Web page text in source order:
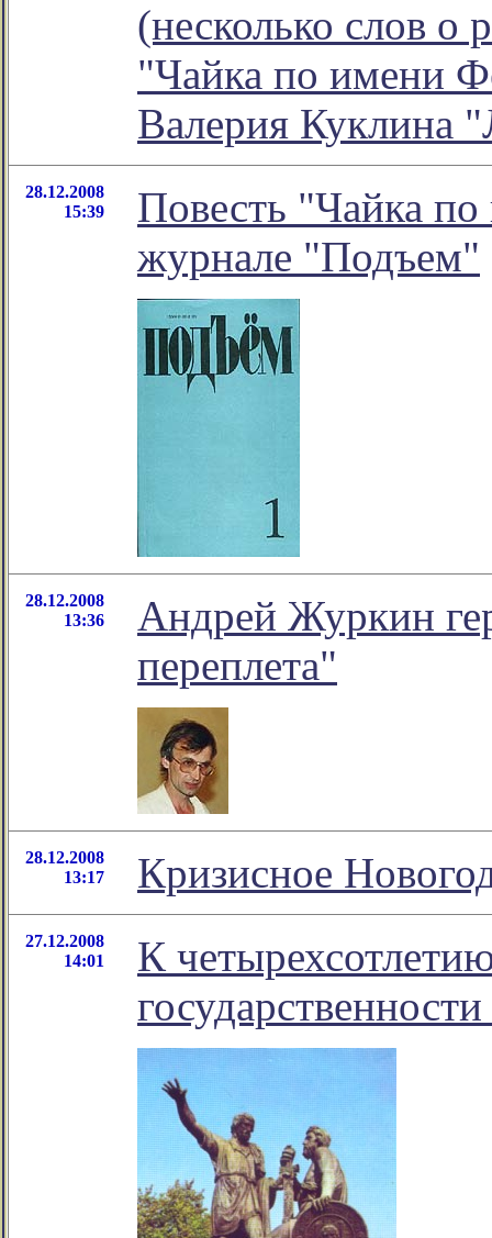
(несколько слов о
"Чайка по имени
Валерия Куклина
28.12.2008
15:39
Повесть "Чайка
журнале "Подъем"
28.12.2008
13:36
Андрей Журкин
переплета"
28.12.2008
13:17
Кризисное
27.12.2008
14:01
К